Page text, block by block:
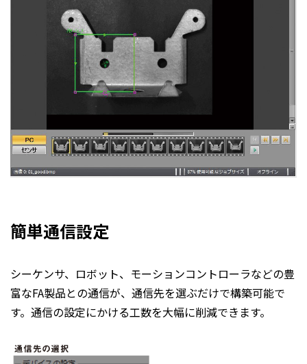
簡単通信設定
シーケンサ、ロボット、モーションコントローラなどの豊
富なFA製品との通信が、通信先を選ぶだけで構築可能で
す。通信の設定にかける工数を大幅に削減できます。